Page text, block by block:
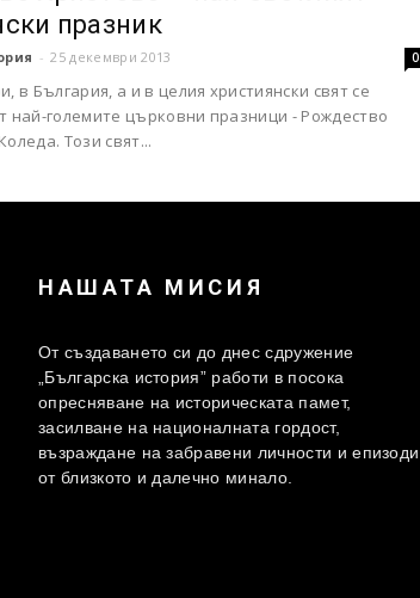
празник
- 25 декември 2013 0
в България, а и в целия християнски свят се
най-големите църковни празници - Рождество
Този свят...
НАШАТА МИСИЯ
От създаването си до днес сдружение
„Българска история” работи в посока
опресняване на историческата памет,
засилване на националната гордост,
възраждане на забравени личности и епизоди
от близкото и далечно минало.